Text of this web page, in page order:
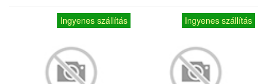
Ingyenes szállítás Ingyenes szállítás